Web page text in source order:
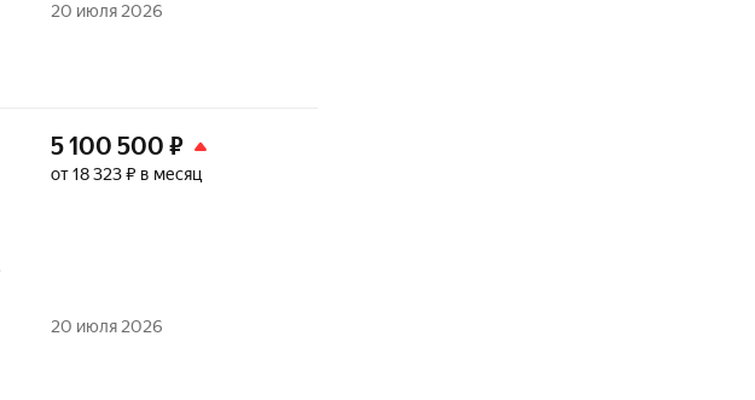
20 июля 2026
5 100 500 ₽
от 18 323 ₽ в месяц
20 июля 2026